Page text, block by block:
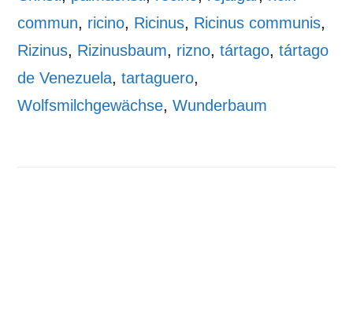
commun, ricino, Ricinus, Ricinus communis,
Rizinus, Rizinusbaum, rizno,tártago,tártago
de Venezuela,tartaguero,
Wolfsmilchgewächse,Wunderbaum